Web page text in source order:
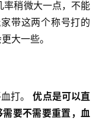
率稍微大一点，不能
带这两个称号打的
大一些。
血打。 优点是可以直
要不需要重置，血